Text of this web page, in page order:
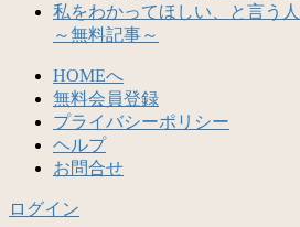
私をわかってほしい、と言う
～無料記事～
HOMEへ
無料会員登録
プライバシーポリシー
ヘルプ
お問合せ
ログイン